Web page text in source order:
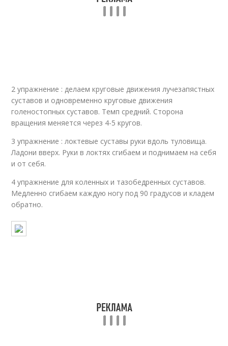
2 упражнение : делаем круговые движения лучезапястных
суставов и одновременно круговые движения
голеностопных суставов. Темп средний. Сторона
вращения меняется через 4-5 кругов.
3 упражнение : локтевые суставы руки вдоль туловища.
Ладони вверх. Руки в локтях сгибаем и поднимаем на себя
и от себя.
4 упражнение для коленных и тазобедренных суставов.
Медленно сгибаем каждую ногу под 90 градусов и кладем
обратно.